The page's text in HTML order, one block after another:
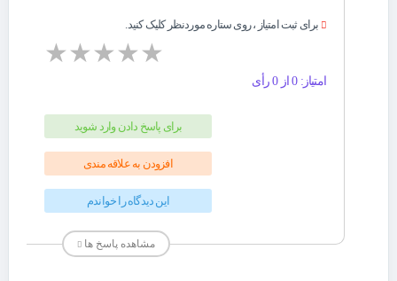
برای ثبت امتیاز ، روی ستاره موردنظر کلیک کنید.
★★★★★
امتیاز: 0 از 0 رأی
برای پاسخ دادن وارد شوید
افزودن به علاقه مندی
این دیدگاه را خواندم
مشاهده پاسخ ها